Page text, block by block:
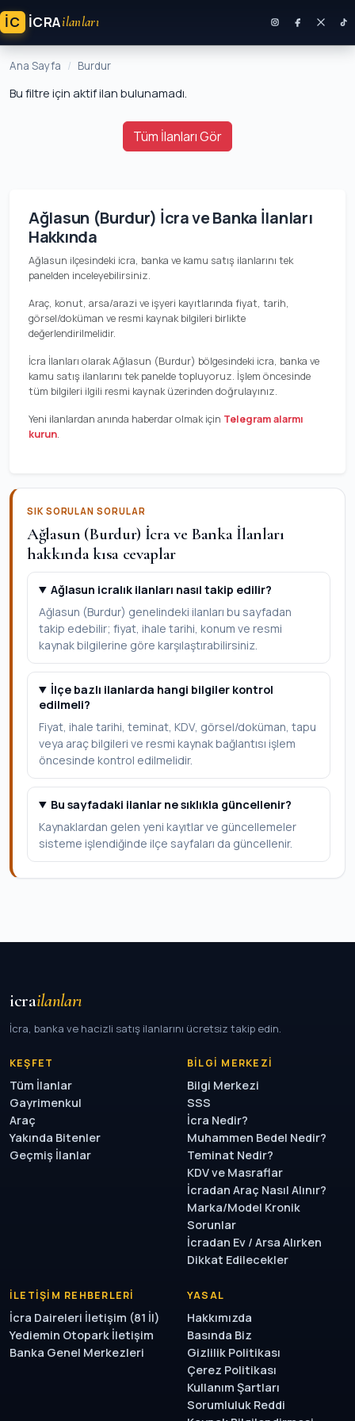
İC ICRAilanları
Ana Sayfa Burdur
Bu filtre için aktif ilan bulunamadı.
Tüm İlanları Gör
Ağlasun (Burdur) İcra ve Banka İlanları
Hakkında
Ağlasun ilçesindeki icra, banka ve kamu satış ilanlarını tek
panelden inceleyebilirsiniz.
Araç, konut, arsa/arazi ve işyeri kayıtlarında fiyat, tarih,
görsel/doküman ve resmi kaynak bilgileri birlikte
değerlendirilmelidir.
İcra İlanları olarak Ağlasun (Burdur) bölgesindeki icra, banka ve
kamu satış ilanlarını tek panelde topluyoruz. İşlem öncesinde
tüm bilgileri ilgili resmi kaynak üzerinden doğrulayınız.
Yeni ilanlardan anında haberdar olmak için Telegram alarmı
kurun.
SIK SORULAN SORULAR
Ağlasun (Burdur) İcra ve Banka İlanları
hakkında kısa cevaplar
Ağlasun icralık ilanları nasıl takip edilir?
Ağlasun (Burdur) genelindeki ilanları bu sayfadan
takip edebilir; fiyat, ihale tarihi, konum ve resmi
kaynak bilgilerine göre karşılaştırabilirsiniz.
İlçe bazlı ilanlarda hangi bilgiler kontrol
edilmeli?
Fiyat, ihale tarihi, teminat, KDV, görsel/doküman, tapu
veya araç bilgileri ve resmi kaynak bağlantısı işlem
öncesinde kontrol edilmelidir.
Bu sayfadaki ilanlar ne sıklıkla güncellenir?
Kaynaklardan gelen yeni kayıtlar ve güncellemeler
sisteme işlendiğinde ilçe sayfaları da güncellenir.
icrailanları
İcra, banka ve hacizli satış ilanlarını ücretsiz takip edin.
KEŞFET
Tüm İlanlar
Gayrimenkul
Araç
Yakında Bitenler
Geçmiş İlanlar
BILGI MERKEZI
Bilgi Merkezi
SSS
İcra Nedir?
Muhammen Bedel Nedir?
Teminat Nedir?
KDV ve Masraflar
İcradan Araç Nasıl Alınır?
Marka/Model Kronik
Sorunlar
İcradan Ev / Arsa Alırken
Dikkat Edilecekler
İLETIŞIM REHBERLERI
İcra Daireleri İletişim (81 İl)
Yediemin Otopark İletişim
Banka Genel Merkezleri
YASAL
Hakkımızda
Basında Biz
Gizlilik Politikası
Çerez Politikası
Kullanım Şartları
Sorumluluk Reddi